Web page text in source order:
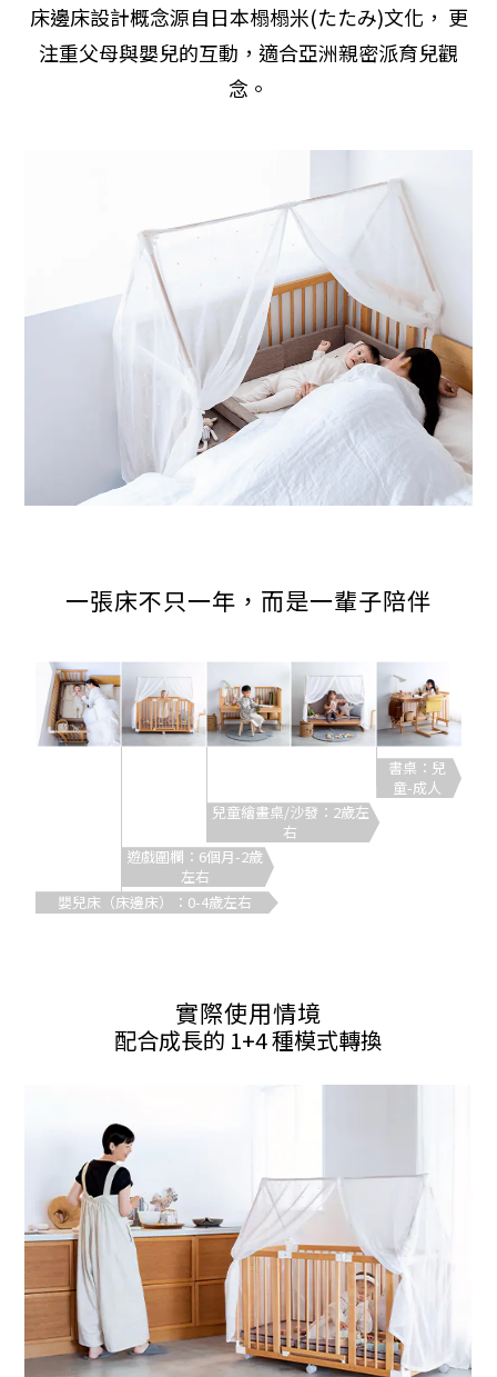
床邊床設計概念源自日本榻榻米(たたみ)文化， 更
注重父母與嬰兒的互動，適合亞洲親密派育兒觀
念。
一張床不只一年，而是一輩子陪伴
書桌：兒
童-成人
兒童繪畫桌/沙發：2歲左
右
遊戲圍欄：6個月-2歲
左右
嬰兒床（床邊床）：0-4歲左右
實際使用情境
配合成長的 1+4 種模式轉換